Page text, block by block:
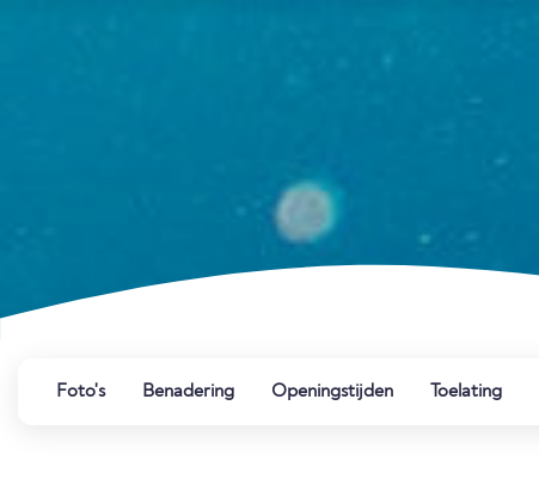
Foto's Benadering Openingstijden Toelating